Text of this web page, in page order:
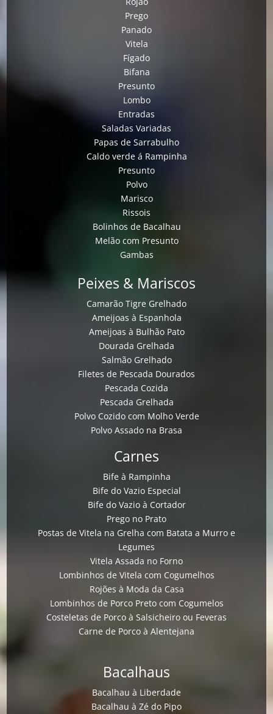
Prego
Panado
Vitela
Fígado
Bifana
Presunto
Lombo
Entradas
Saladas Variadas
Papas de Sarrabulho
Caldo verde á Rampinha
Presunto
Polvo
Marisco
Rissois
Bolinhos de Bacalhau
Melão com Presunto
Gambas
Peixes & Mariscos
Camarão Tigre Grelhado
Ameijoas à Espanhola
Ameijoas à Bulhão Pato
Dourada Grelhada
Salmão Grelhado
Filetes de Pescada Dourados
Pescada Cozida
Pescada Grelhada
Polvo Cozido com Molho Verde
Polvo Assado na Brasa
Carnes
Bife à Rampinha
Bife do Vazio Especial
Bife do Vazio à Cortador
Prego no Prato
Postas de Vitela na Grelha com Batata a Murro e
Legumes
Vitela Assada no Forno
Lombinhos de Vitela com Cogumelhos
Rojões à Moda da Casa
Lombinhos de Porco Preto com Cogumelos
Costeletas de Porco à Salsicheiro ou Feveras
Carne de Porco à Alentejana
Bacalhaus
Bacalhau à Liberdade
Bacalhau à Zé do Pipo